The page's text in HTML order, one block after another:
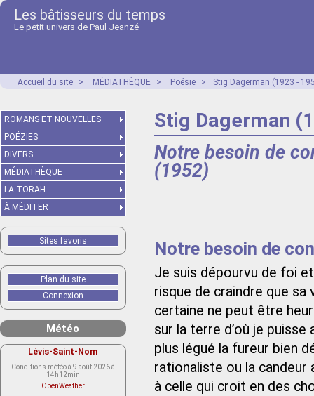
Les bâtisseurs du temps
Le petit univers de Paul Jeanzé
Accueil du site > MÉDIATHÈQUE > Poésie > Stig Dagerman (1923 -
Stig Dagerman
Notre besoin de
(1952)
Notre besoin de
Je suis dépourvu de foi
risque de craindre que
certaine ne peut être
sur la terre d’où je puisse
plus légué la fureur bien
rationaliste ou la candeur
à celle qui croit en des
ROMANS ET NOUVELLES
POÉZIES
DIVERS
MÉDIATHÈQUE
LA TORAH
À MÉDITER
Sites favoris
Plan du site
Connexion
Météo
Lévis-Saint-Nom
Conditions météo à 9 août 2026 à
14h12min
OpenWeather